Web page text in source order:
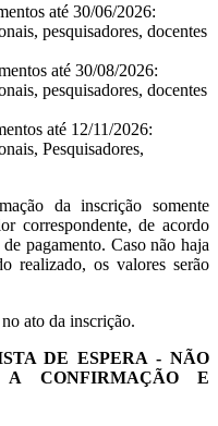
até 30/06/2026:
pesquisadores, docentes
até 30/08/2026:
pesquisadores, docentes
até 12/11/2026:
Pesquisadores,
da inscrição somente
correspondente, de acordo
pagamento. Caso não haja
realizado, os valores serão
ato da inscrição.
DE ESPERA - NÃO
A CONFIRMAÇÃO E